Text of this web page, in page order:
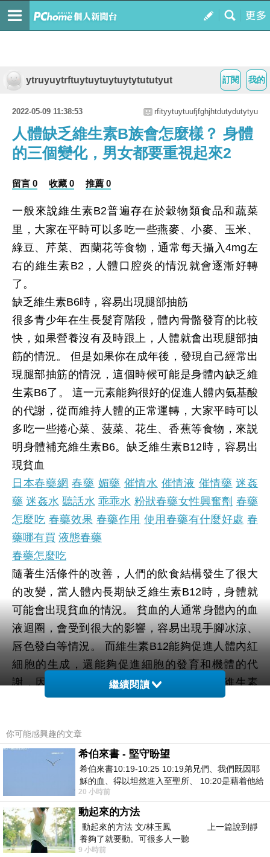
我的
訂閱
ytruyuytrftuytuytuytuytytututyut
2022-05-09 11:38:53 rfityytuytuufjfghjhtdutydutytyu
人體缺乏維生素B族會怎麼樣？ 身體
的三個變化，男女都要重視起來2
留言 0 收藏 0 推薦 0
一般來說維生素B2普遍存在於穀物類食品和蔬菜
里，大家在平時可以多吃一些燕麥、小麥、玉米、
綠豆、芹菜、西蘭花等食物，通常每天攝入4mg左
右的維生素B2，人體口腔炎的情況就會逐漸好轉
了。
缺乏維生素B6時，容易出現腿部抽筋
很多青少年在生長髮育階段，體內骨骼發育的比較
快，如果營養沒有及時跟上，人體就會出現腿部抽
筋的情況。 但是如果你在成年後，發現自己經常出
現腿部抽筋的情況，這個時候可能是身體內缺乏維
生素B6了。 這一元素能夠很好的促進人體內氨基酸
的代謝，從而維持人體的正常運轉，大家平時可以
多吃一些捲心菜、菠菜、花生、香蕉等食物，來説
明身體補充維生素B6。 缺乏維生素B12時，容易出
現貧血
日本春藥網 春藥 媚藥 催情水 催情液 催情藥 迷姦
藥 迷姦水 聽話水 乖乖水 粉狀春藥女性興奮劑 春藥
怎麼吃 春藥效果 春藥作用 使用春藥有什麼好處 春
藥哪有買 液態春藥
春藥怎麼吃
隨著生活條件的改善，人們的飲食結構發生了很大
的改變，當人體內長期缺乏維生素B12時，身體就
可能會出現貧血的情況。 貧血的人通常身體內的血
液迴圈，會受到很大的影響，容易出現手腳冰涼、
唇色發白等情況。 而維生素B12能夠促進人體內紅
細胞的生成，還能夠促進細胞的發育和機體的代
謝，因此身體貧血的人，在平時要多注意維生素
B12的補充了，可以多吃一些紅肉類的食物，比如
況。
當人體內缺乏維生素B族的時候，對於身體健康的影
響是比較大的，大家在平時要注意觀察身體的變
化，多吃一些穀物類、瘦肉類的食物，來説明身體
補充維生素B族，更好的保護身體健康。
補充維生素B族，有助於提高睡眠品質
臺灣預防保健協會理事長、藥學碩士趙順榮藥師指
繼續閱讀
你可能感興趣的文章
希伯來書 - 堅守盼望
希伯來書10:19-10:25 10:19弟兄們、我們既因耶
穌的血、得以坦然進入至聖所、 10:20是藉着他給
我們開了一條又新又活的路從幔子經過
20 小時前
動起來的方法
動起來的方法 文/林玉鳳 上一篇說到靜
養夠了就要動。可很多人一聽
9 小時前